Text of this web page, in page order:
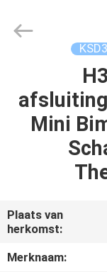
OVER
ONS
Mini
Plaats van
herkomst:
Merknaam: